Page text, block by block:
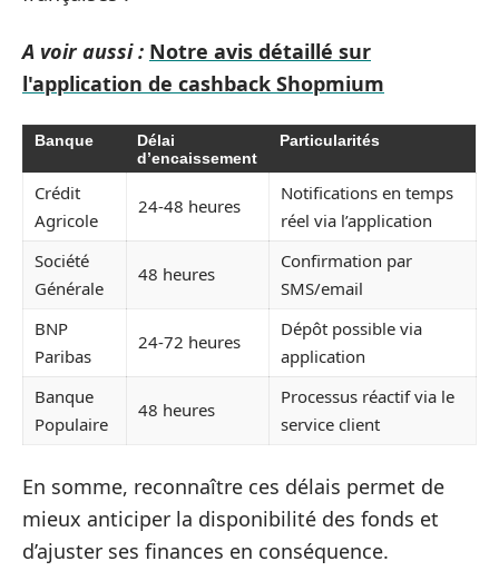
A voir aussi : Notre avis détaillé sur
l'application de cashback Shopmium
Banque
Délai
d’encaissement
Particularités
Crédit
Agricole
24-48 heures
Notifications en temps
réel via l’application
Société
Générale
48 heures
Confirmation par
SMS/email
BNP
Paribas
24-72 heures
Dépôt possible via
application
Banque
Populaire
48 heures
Processus réactif via le
service client
En somme, reconnaître ces délais permet de
mieux anticiper la disponibilité des fonds et
d’ajuster ses finances en conséquence.